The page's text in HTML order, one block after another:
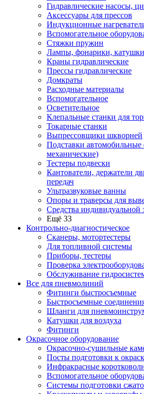
Гидравлические насосы,
Аксессуары для прессов
Индукционные
Вспомогательное
Стяжки пружин
Лампы, фонарики, катушки
Краны гидравлические
Прессы гидравлические
Домкраты
Расходные материалы
Вспомогательное
Осветительное
Клепальные станки для
Токарные станки
Выпрессовщики шкворней
Подставки
механические)
Тестеры подвески
Кантователи, держатели
передач
Ультразвуковые ванны
Опоры и траверсы для
Средства индивидуальной
Ещё 33
Контрольно-диагностическое
Сканеры, мотортестеры
Для топливной системы
Приборы, тестеры
Проверка
Обслуживание
Все для пневмолиний
Фитинги быстросъемные
Быстросъемные
Шланги для
Катушки для воздуха
Фитинги
Окрасочное оборудование
Окрасочно-сушильные
Посты подготовки к
Инфракрасные
Вспомогательное
Системы подготовки